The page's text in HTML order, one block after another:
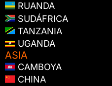
RUANDA
SUDÁFRICA
TANZANIA
UGANDA
ASIA
CAMBOYA
CHINA